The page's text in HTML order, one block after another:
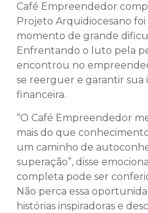
Café Empreendedor
Projeto Arquidiocesano
momento de grande
Enfrentando o luto pela
encontrou no
se reerguer e garantir sua
financeira.
“O Café Empreendedor
mais do que
um caminho de
superação”, disse
completa pode ser
Não perca essa
histórias inspiradoras e